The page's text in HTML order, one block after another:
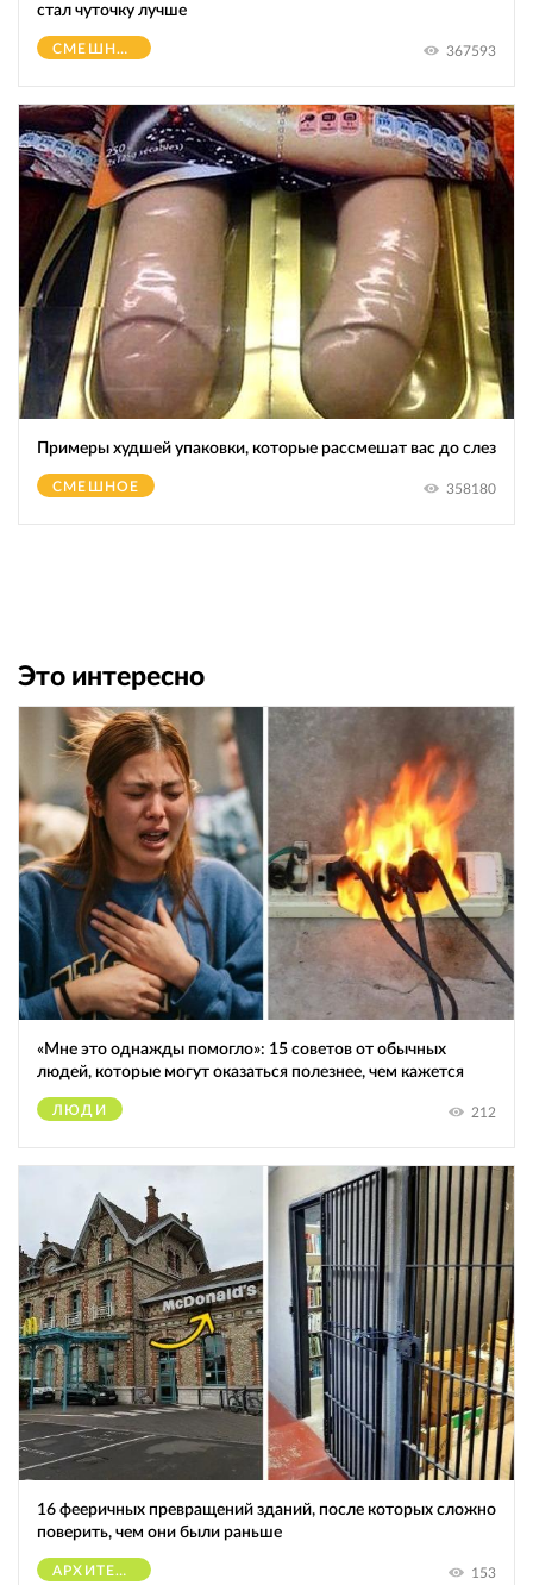
стал чуточку лучше
СМЕШНОЕ 367593
Примеры худшей упаковки, которые рассмешат вас до слез
СМЕШНОЕ 358180
Это интересно
«Мне это однажды помогло»: 15 советов от обычных
людей, которые могут оказаться полезнее, чем кажется
ЛЮДИ 212
16 фееричных превращений зданий, после которых сложно
поверить, чем они были раньше
АРХИТЕКТУРА 153